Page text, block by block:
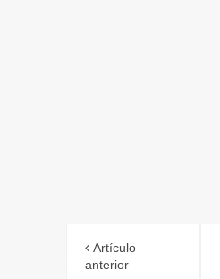
Artículo
anterior